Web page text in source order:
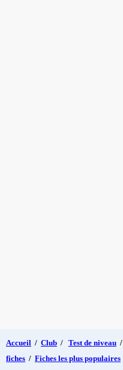
Accueil / Club / Test de niveau /
fiches / Fiches les plus populaires